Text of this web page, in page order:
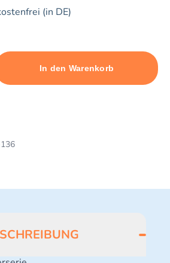
(in DE)
Maximum quantity: 5
In den Warenkorb